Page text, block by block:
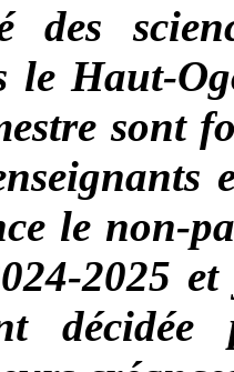
des
le Haut-
sont
le non-
2025